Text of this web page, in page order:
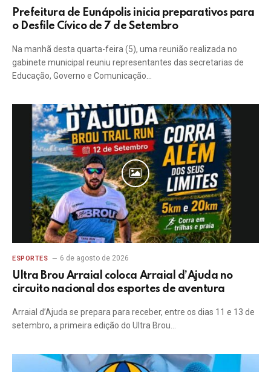
Prefeitura de Eunápolis inicia preparativos para
o Desfile Cívico de 7 de Setembro
Na manhã desta quarta-feira (5), uma reunião realizada no
gabinete municipal reuniu representantes das secretarias de
Educação, Governo e Comunicação…
ESPORTES 6 de agosto de 2026
Ultra Brou Arraial coloca Arraial d’Ajuda no
circuito nacional dos esportes de aventura
Arraial d’Ajuda se prepara para receber, entre os dias 11 e 13 de
setembro, a primeira edição do Ultra Brou…